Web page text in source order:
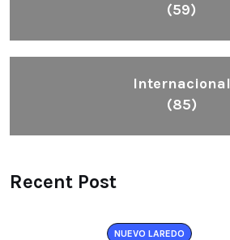
(59)
Internacional
(85)
Recent Post
NUEVO LAREDO